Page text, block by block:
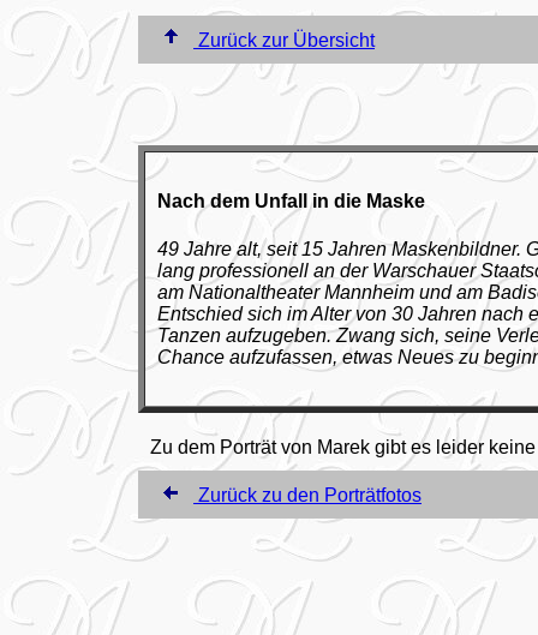
Zurück zur Übersicht
Nach dem Unfall in die Maske
49 Jahre alt, seit 15 Jahren Maskenbildner.
lang professionell an der Warschauer
am Nationaltheater Mannheim und am
Entschied sich im Alter von 30 Jahren nach
Tanzen aufzugeben. Zwang sich, seine
Chance aufzufassen, etwas Neues zu
Zu dem Porträt von Marek gibt es leider
Zurück zu den Porträtfotos